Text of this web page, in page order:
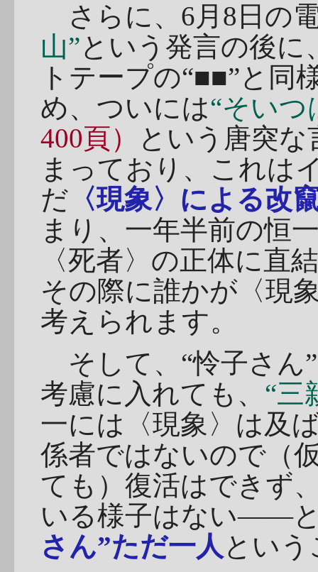
さらに、6月8日の
山”という発言の後
トテープの“■■”と同
め、ついには“そいつ
400頁）
という唐突
まっており、これは
だ 〈現象〉による改
まり、一年半前の恒
〈死者〉の正体に
その際に誰かが〈現
考えられます。
そして、“怜子さん
考慮に入れても、 “三
一には〈現象〉は及
係者ではないので（
ても）復活はできず
いる様子はない――
さん”ただ一人 とい